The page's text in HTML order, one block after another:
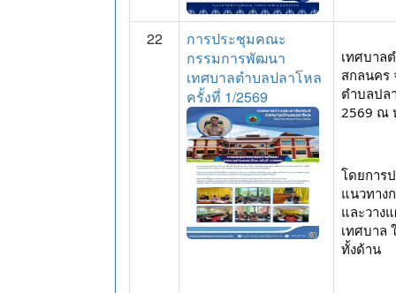
22
การประชุมคณะ
กรรมการพัฒนา
เทศบาลตำบลปลาโหล
ครั้งที่ 1/2569
เทศบาล
สกลนคร
ตำบลปล
2569 ณ
โดยการ
แนวทาง
และวาง
เทศบาล
ทั้งด้าน